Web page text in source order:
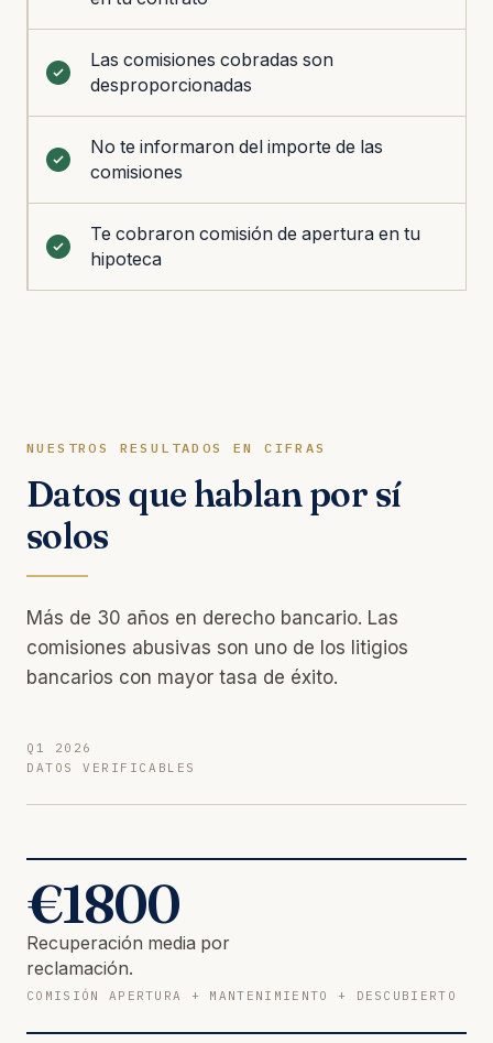
Las comisiones cobradas son
desproporcionadas
No te informaron del importe de las
comisiones
Te cobraron comisión de apertura en tu
hipoteca
NUESTROS RESULTADOS EN CIFRAS
Datos que hablan por sí
solos
Más de 30 años en derecho bancario. Las
comisiones abusivas son uno de los litigios
bancarios con mayor tasa de éxito.
Q1 2026
DATOS VERIFICABLES
€1800
Recuperación media por
reclamación.
COMISIÓN APERTURA + MANTENIMIENTO + DESCUBIERTO